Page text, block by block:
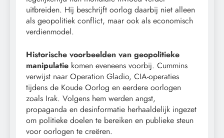
uitbreiden. Hij beschrijft oorlog daarbij niet alleen
als geopolitiek conflict, maar ook als economisch
verdienmodel.
Historische voorbeelden van geopolitieke
manipulatie komen eveneens voorbij. Cummins
verwijst naar Operation Gladio, CIA-operaties
tijdens de Koude Oorlog en eerdere oorlogen
zoals Irak. Volgens hem werden angst,
propaganda en desinformatie herhaaldelijk ingezet
om politieke doelen te bereiken en publieke steun
voor oorlogen te creëren.